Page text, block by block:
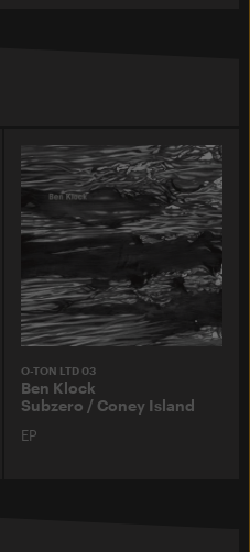
O-TON LTD 03
Ben Klock
Subzero / Coney Island
EP